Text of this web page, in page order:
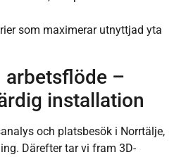
som maximerar utnyttjad yta
arbetsflöde –
installation
och platsbesök i Norrtälje,
Därefter tar vi fram 3D-